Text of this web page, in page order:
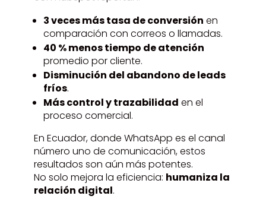
3 veces más tasa de conversión en
comparación con correos o llamadas.
40 % menos tiempo de atención
promedio por cliente.
Disminución del abandono de leads
fríos.
Más control y trazabilidad en el
proceso comercial.
En Ecuador, donde WhatsApp es el canal
número uno de comunicación, estos
resultados son aún más potentes.
No solo mejora la eficiencia: humaniza la
relación digital.